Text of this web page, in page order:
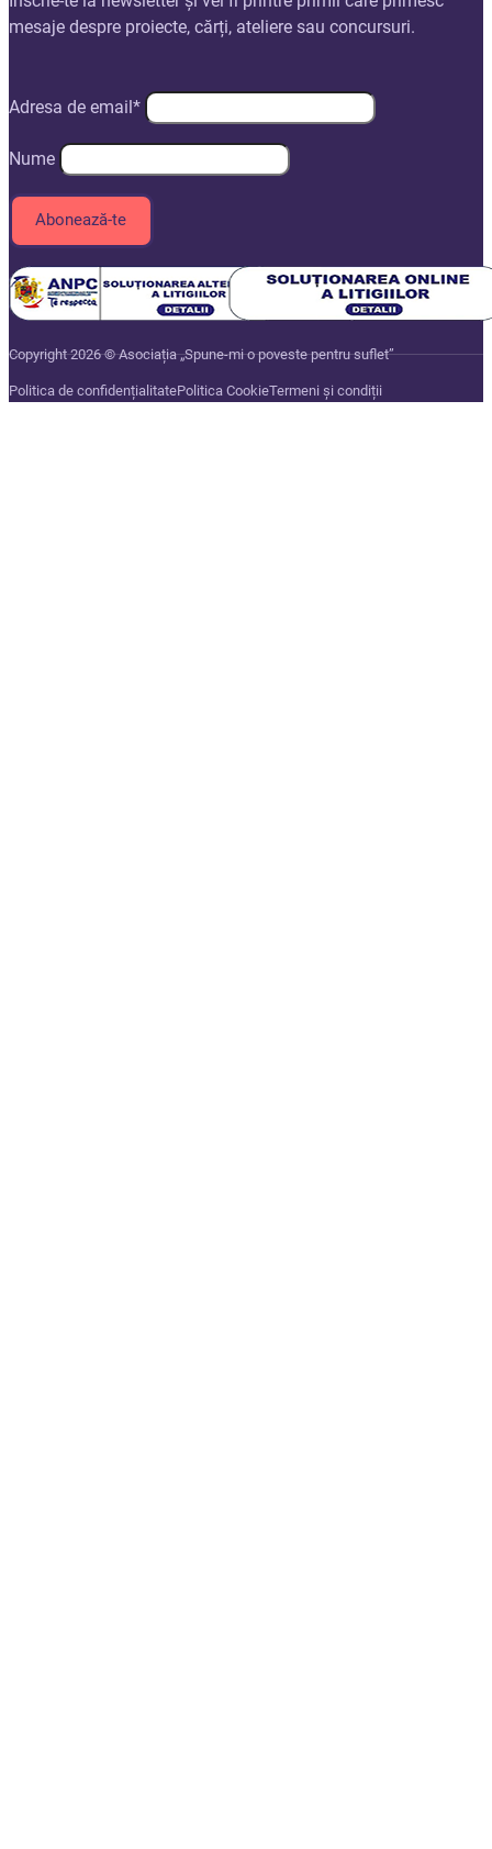
mesaje despre proiecte, cărți, ateliere sau concursuri.
Adresa de email*
Nume
Copyright 2026 © Asociația „Spune-mi o poveste pentru suflet”
Politica de confidențialitatePolitica CookieTermeni și condiții